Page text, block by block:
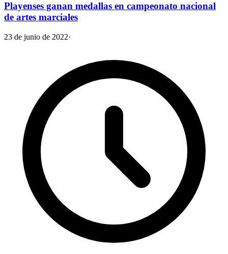
Playenses ganan medallas en campeonato nacional
de artes marciales
23 de junio de 2022·